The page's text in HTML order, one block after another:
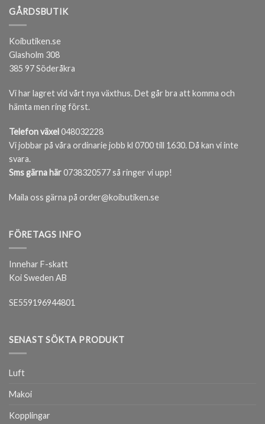
GÅRDSBUTIK
Koibutiken.se
Glasholm 308
385 97 Söderåkra
Vi har lagret vid vårt nya växthus. Det går bra att komma och
hämta men ring först.
Telefon växel048032228
Vi jobbar på våra ordinarie jobb kl 0700 till 1630. Då kan vi inte
svara.
Sms gärna här0738320577 så ringer vi upp!
Maila oss gärna på order@koibutiken.se
FÖRETAGS INFO
Innehar F-skatt
Koi Sweden AB
SE559196944801
SENAST SÖKTA PRODUKT
Luft
Makoi
Kopplingar